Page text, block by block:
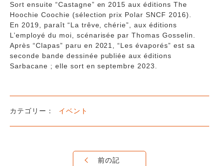
Sort ensuite “Castagne” en 2015 aux éditions The
Hoochie Coochie (sélection prix Polar SNCF 2016).
En 2019, paraît “La trêve, chérie”, aux éditions
L’employé du moi, scénarisée par Thomas Gosselin.
Après “Clapas” paru en 2021, “Les évaporés” est sa
seconde bande dessinée publiée aux éditions
Sarbacane ; elle sort en septembre 2023.
イベント
前の記